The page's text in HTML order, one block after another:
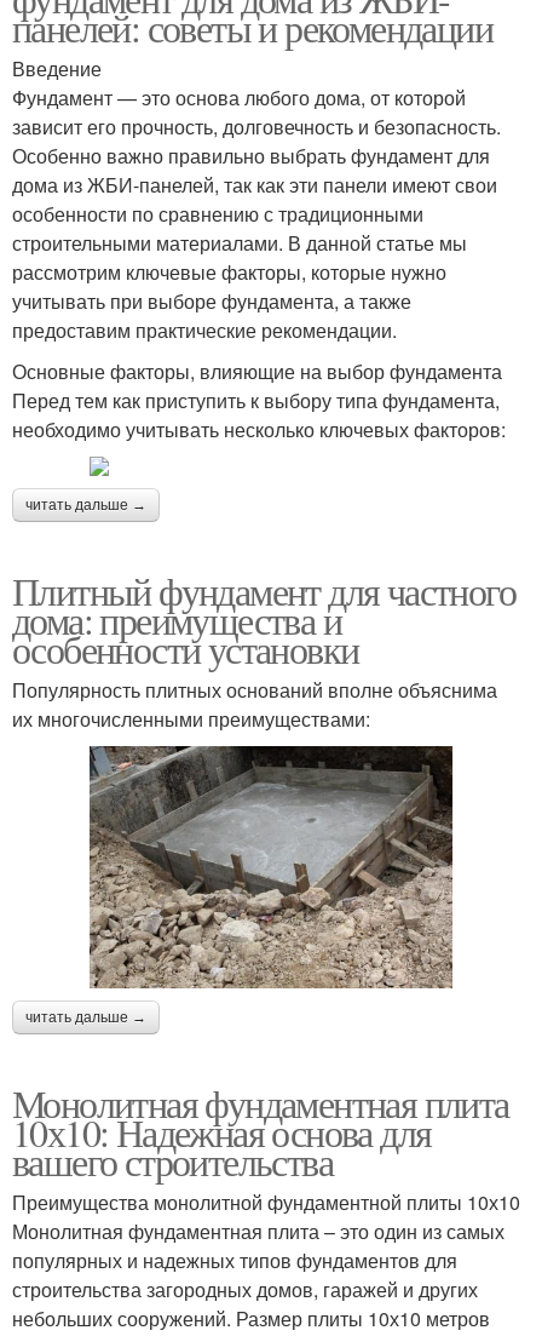
панелей: советы и рекомендации
Введение
Фундамент — это основа любого дома, от которой
зависит его прочность, долговечность и безопасность.
Особенно важно правильно выбрать фундамент для
дома из ЖБИ-панелей, так как эти панели имеют свои
особенности по сравнению с традиционными
строительными материалами. В данной статье мы
рассмотрим ключевые факторы, которые нужно
учитывать при выборе фундамента, а также
предоставим практические рекомендации.
Основные факторы, влияющие на выбор фундамента
Перед тем как приступить к выбору типа фундамента,
необходимо учитывать несколько ключевых факторов:
читать дальше →
Плитный фундамент для частного
дома: преимущества и
особенности установки
Популярность плитных оснований вполне объяснима
их многочисленными преимуществами:
читать дальше →
Монолитная фундаментная плита
10х10: Надежная основа для
вашего строительства
Преимущества монолитной фундаментной плиты 10х10
Монолитная фундаментная плита – это один из самых
популярных и надежных типов фундаментов для
строительства загородных домов, гаражей и других
небольших сооружений. Размер плиты 10х10 метров